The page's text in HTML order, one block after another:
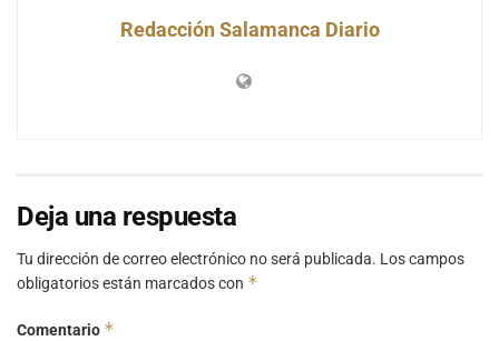
Redacción Salamanca Diario
Deja una respuesta
Tu dirección de correo electrónico no será publicada. Los campos
obligatorios están marcados con *
Comentario *